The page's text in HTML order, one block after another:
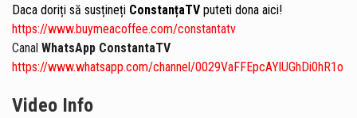
Daca doriți să susțineți ConstanțaTV puteti dona aici!
https://www.buymeacoffee.com/constantatv
Canal WhatsApp ConstantaTV
https://www.whatsapp.com/channel/0029VaFFEpcAYlUGhDi0hR1o
Video Info